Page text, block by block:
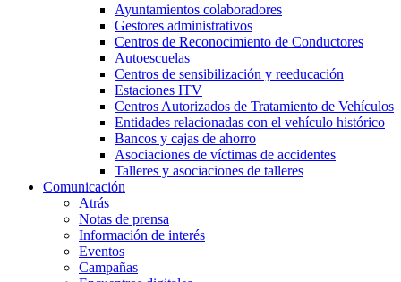
Ayuntamientos colaboradores
Gestores administrativos
Centros de Reconocimiento de Conductores
Autoescuelas
Centros de sensibilización y reeducación
Estaciones ITV
Centros Autorizados de Tratamiento de Vehículos
Entidades relacionadas con el vehículo histórico
Bancos y cajas de ahorro
Asociaciones de víctimas de accidentes
Talleres y asociaciones de talleres
Comunicación
Atrás
Notas de prensa
Información de interés
Eventos
Campañas